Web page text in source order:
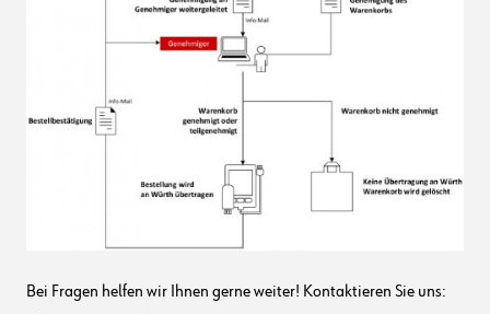
Bei Fragen helfen wir Ihnen gerne weiter! Kontaktieren Sie uns: